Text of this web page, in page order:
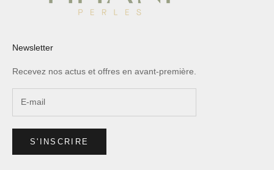
Newsletter
Recevez nos actus et offres en avant-première.
S'INSCRIRE